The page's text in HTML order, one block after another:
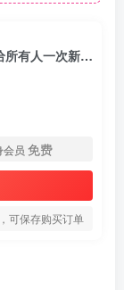
AI原创音乐课程，在家可做的Ai副业，让Ai给所有人一次新的创业机会
会员 免费
可保存购买订单